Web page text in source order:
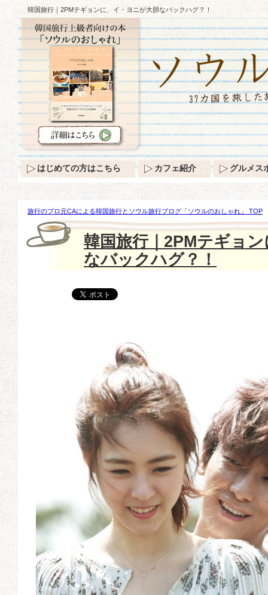
韓国旅行｜2PMテギョンに、イ・ヨニが大胆なバックハグ？！
旅行のプロ元CAによる韓国旅行とソウル旅行ブログ「ソウルのおしゃれ」 TOP
2PMテギョンに、イ・ヨニが大胆なバックハグ？！
韓国旅行｜2PMテギョ
なバックハグ？！
はじめての方はこちら カフェ紹介 グルメス